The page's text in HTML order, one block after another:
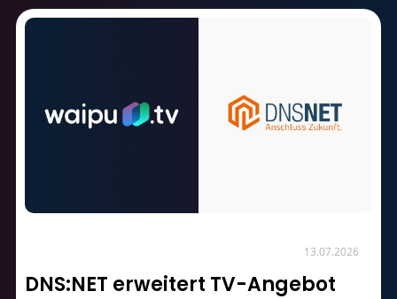
13.07.2026
DNS:NET erweitert TV-Angebot